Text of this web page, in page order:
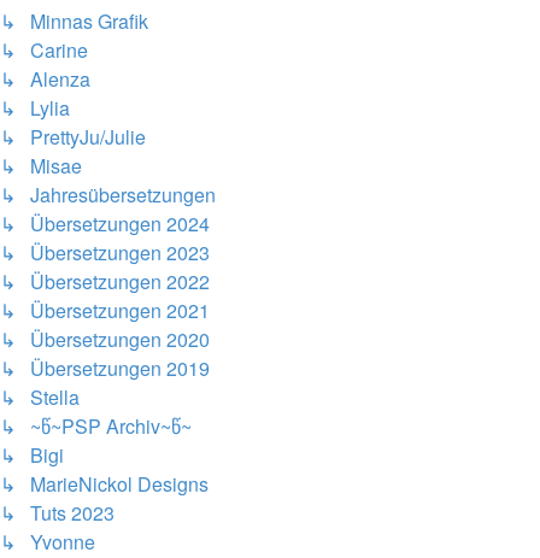
↳ Minnas Grafik
↳ Carine
↳ Alenza
↳ Lylia
↳ PrettyJu/Julie
↳ Misae
↳ Jahresübersetzungen
↳ Übersetzungen 2024
↳ Übersetzungen 2023
↳ Übersetzungen 2022
↳ Übersetzungen 2021
↳ Übersetzungen 2020
↳ Übersetzungen 2019
↳ Stella
↳ ~წ~PSP Archiv~წ~
↳ Bigi
↳ MarieNickol Designs
↳ Tuts 2023
↳ Yvonne